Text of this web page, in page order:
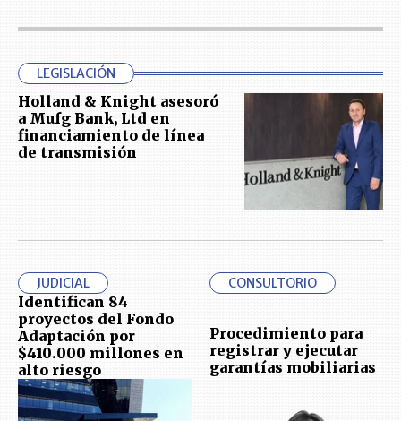
LEGISLACIÓN
Holland & Knight asesoró
a Mufg Bank, Ltd en
financiamiento de línea
de transmisión
JUDICIAL
Identifican 84
proyectos del Fondo
Adaptación por
$410.000 millones en
alto riesgo
CONSULTORIO
Procedimiento para
registrar y ejecutar
garantías mobiliarias